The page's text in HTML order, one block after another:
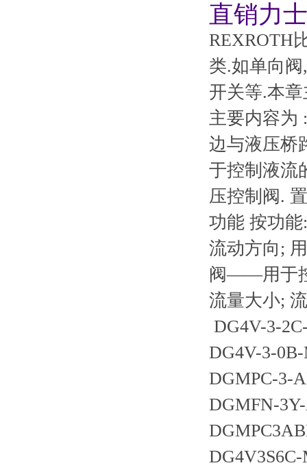
直销力
REXROTH
类.如单向
开关等.本
主要内容为
边与液压桥
于控制液流
压控制阀.
功能 按功
流动方向;
阀——用于
流量大小;
DG4V-3-
DG4V-3-
DGMPC-3-
DGMFN-